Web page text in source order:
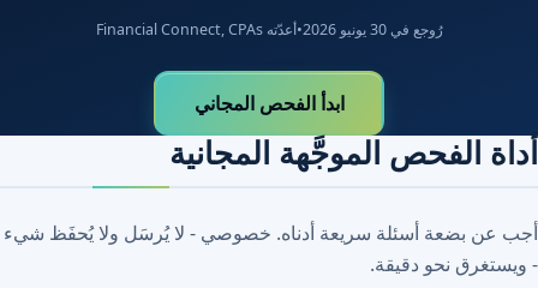
رُوجع في 30 يونيو 2026 •أعدّته Financial Connect, CPAs
ابدأ الفحص المجاني
أداة الفحص الموجَّهة المجانية
أجب عن بضعة أسئلة سريعة أدناه. خصوصي - لا يُرسَل ولا يُحفَظ شيء
- ويستغرق نحو دقيقة.